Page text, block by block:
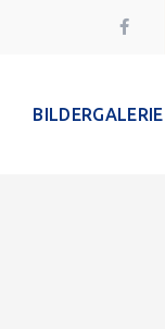
BILDERGALERIE